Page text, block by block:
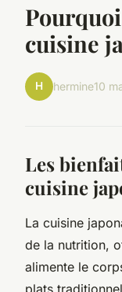
cuisine
H hermine10
Les
cuisine
La cuisine
de la nutrition,
alimente le
plats